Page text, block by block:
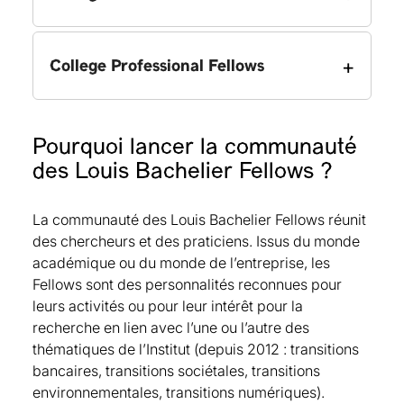
Philippe Aghion, Collège de France, Fellow
depuis 2022
René Aid, Université Paris Dauphine-PSL,
Sara Ain Tommar, NEOMA Buisness School,
Fellow depuis 2024
Aurélien Alfonsi, Ecole Nationale des Ponts et
Chaussées, Fellow depuis 2021
David Ardia, HEC Montréal, Fellow depuis 2024
Luc Arrondel, Paris School of Economics,
Fellow depuis 2022
Stéphane Auray, CREST-ENSAI, Fellow depuis
2021
Christine Balague, Institut Mines-Télécom,
Fellow depuis 2023
+
College Professional Fellows
Christophe Angoulvant, Roland Berger Strategy
Consultants, Fellow depuis 2016
depuis 2022
Natacha Baumann, BNP Paribas Personal
Finance, Fellow depuis 2023
Kheira Benhami, Autorité des Marchés
Financiers – AMF, Fellow depuis 2019
Jean Berthon, FAIDER/Better Finance, APER
ZEN, Fellow depuis 2022
Paul Besson, Euronext, Fellow depuis 2021
Jean Boissinot, Direction Etude et analyse des
Pourquoi lancer la communauté
des Louis Bachelier Fellows ?
La communauté des Louis Bachelier Fellows réunit
des chercheurs et des praticiens. Issus du monde
académique ou du monde de l’entreprise, les
Fellows sont des personnalités reconnues pour
leurs activités ou pour leur intérêt pour la
recherche en lien avec l’une ou l’autre des
thématiques de l’Institut (depuis 2012 : transitions
bancaires, transitions sociétales, transitions
environnementales, transitions numériques).